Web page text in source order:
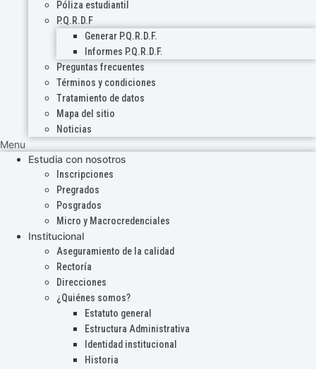
Póliza estudiantil
P.Q.R.D.F
Generar P.Q.R.D.F.
Informes P.Q.R.D.F.
Preguntas frecuentes
Términos y condiciones
Tratamiento de datos
Mapa del sitio
Noticias
Menu
Estudia con nosotros
Inscripciones
Pregrados
Posgrados
Micro y Macrocredenciales
Institucional
Aseguramiento de la calidad
Rectoría
Direcciones
¿Quiénes somos?
Estatuto general
Estructura Administrativa
Identidad institucional
Historia